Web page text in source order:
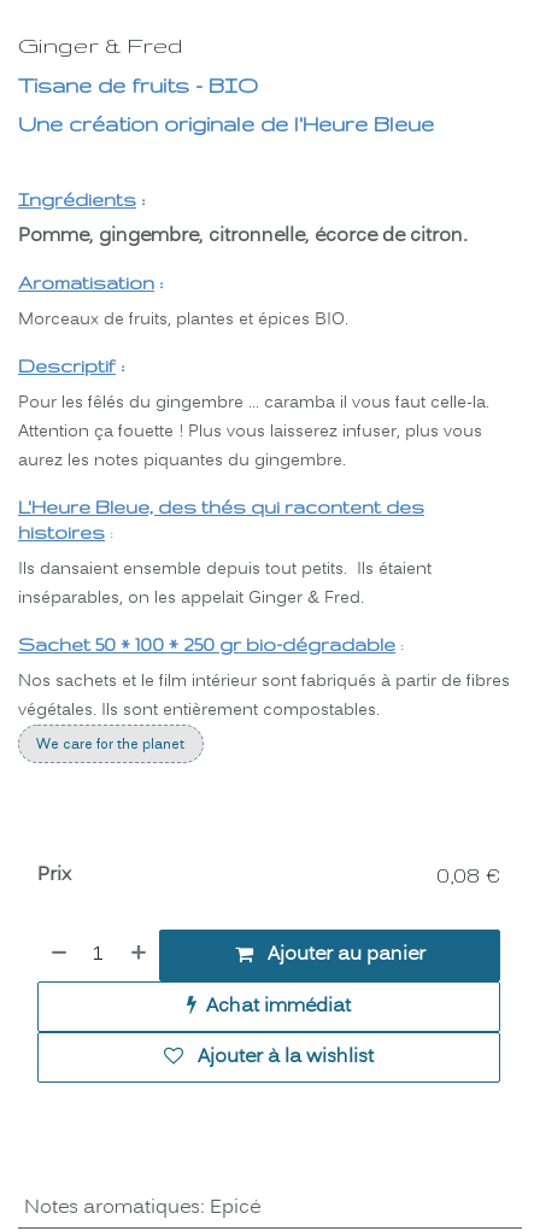
Ginger & Fred
Tisane de fruits - BIO
Une création originale de l'Heure Bleue
Ingrédients :
Pomme, gingembre, citronnelle, écorce de citron.
Aromatisation :
Morceaux de fruits, plantes et épices BIO.
Descriptif:
Pour les fêlés du gingembre … caramba il vous faut celle-la.
Attention ça fouette ! Plus vous laisserez infuser, plus vous
aurez les notes piquantes du gingembre.
L'Heure Bleue, des thés qui racontent des
histoires :
Ils dansaient ensemble depuis tout petits. Ils étaient
inséparables, on les appelait Ginger & Fred.
Sachet 50 * 100 * 250 gr bio-dégradable :
Nos sachets et le film intérieur sont fabriqués à partir de fibres
végétales. Ils sont entièrement compostables.
We care for the planet
Ajouter au panier
Achat immédiat
Ajouter à la wishlist
Prix 0,08 €
Notes aromatiques: Epicé